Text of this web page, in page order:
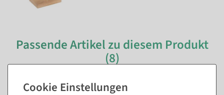
Passende Artikel zu diesem Produkt
(8)
%